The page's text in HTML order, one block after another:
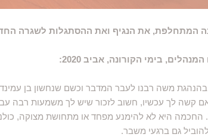
המתחלפת, את הנגיף ואת ההסתגלות לשגרה
בימי הקורונה, אביב 2020:
משה רבנו לעבר המדבר וכשם שנחשון בן
קשה לך עכשיו, חשוב לזכור שיש לך משמעות רבה
החכמה היא לא להימנע מפחד או מתחושת מצוקה,
גם ברגעי משבר.